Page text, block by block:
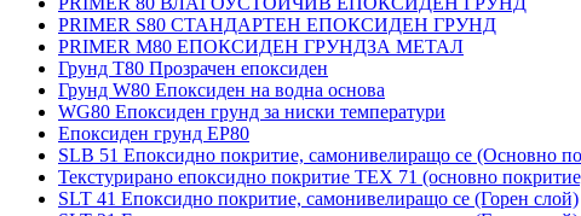
PRIMER S80 СТАНДАРТЕН ЕПОКСИДЕН ГРУНД
PRIMER M80 ЕПОКСИДЕН ГРУНДЗА МЕТАЛ
Грунд Т80 Прозрачен епоксиден
Грунд W80 Епоксиден на водна основа
WG80 Епоксиден грунд за ниски температури
Епоксиден грунд EP80
SLB 51 Епоксидно покритие, самонивелиращо се (Основно
Текстурирано епоксидно покритие TEX 71 (основно
SLT 41 Епоксидно покритие, самонивелиращо се (Горен слой)